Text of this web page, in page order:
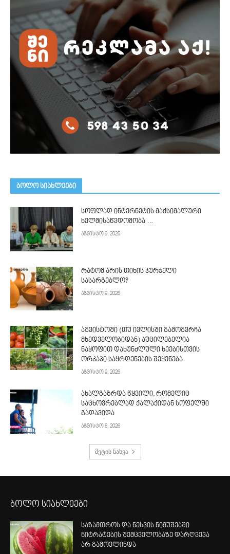
ᲑᲝᲚᲝ ᲡᲘᲐᲮᲚᲔᲔᲑᲘ
სოფლად ინტერნეტის მაქსიმალური
ხელმისაწვდომობა …
აგვისტო 9, 2026
რატომ არის თიხის ჭურჭელი
სასარგებლო?
აგვისტო 9, 2026
აგვისტოში (თუ ივლისში გამოგვრჩა
მხედველობიდან) აუცილებელია
ნაყოფით დახუნძლული ხეებისთვის
ორკაპი საყრდენების შეყენება
აგვისტო 9, 2026
ახალგაზრდა წყვილი, რომელიც
საცხოვრებლად ქალაქიდან სოფელში
გადავიდა
აგვისტო 8, 2026
მეტის ნახვა
ბოლო სიახლეები
საზამთროს და ნესვის ნიმუშებში
ნიტრატების შემცველობაზე დარღვევა
არ გამოვლინდა